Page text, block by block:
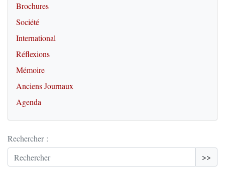
Brochures
Société
International
Réflexions
Mémoire
Anciens Journaux
Agenda
Rechercher :
>>